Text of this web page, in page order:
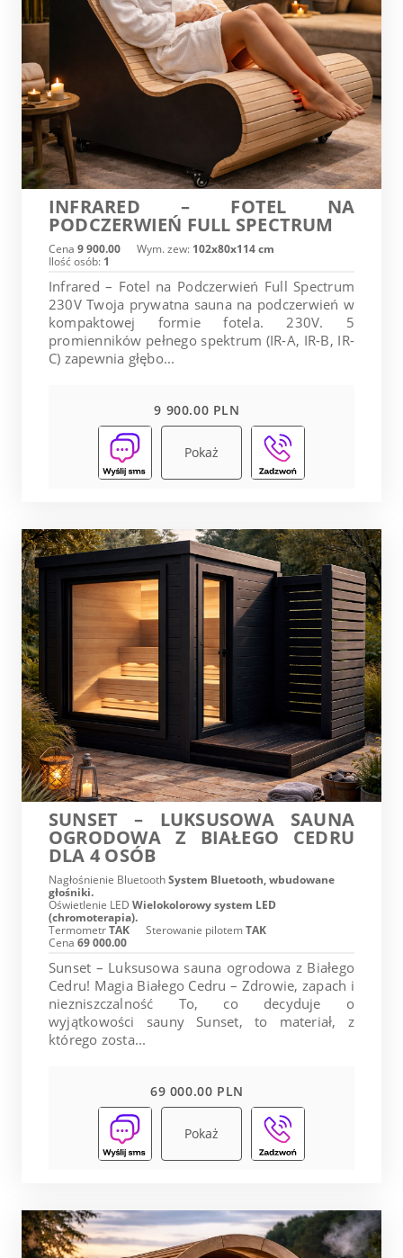
INFRARED – FOTEL NA
PODCZERWIEŃ FULL SPECTRUM
Cena 9 900.00 Wym. zew: 102x80x114 cm
Ilość osób: 1
Infrared – Fotel na Podczerwień Full Spectrum
230V Twoja prywatna sauna na podczerwień w
kompaktowej formie fotela. 230V. 5
promienników pełnego spektrum (IR-A, IR-B, IR-
C) zapewnia głębo...
9 900.00 PLN
Pokaż
SUNSET – LUKSUSOWA SAUNA
OGRODOWA Z BIAŁEGO CEDRU
DLA 4 OSÓB
Nagłośnienie BluetoothSystem Bluetooth, wbudowane
głośniki.
Oświetlenie LED Wielokolorowy system LED
(chromoterapia).
TermometrTAK Sterowanie pilotemTAK
Cena 69 000.00
Sunset – Luksusowa sauna ogrodowa z Białego
Cedru! Magia Białego Cedru – Zdrowie, zapach i
niezniszczalność To, co decyduje o
wyjątkowości sauny Sunset, to materiał, z
którego zosta...
69 000.00 PLN
Pokaż